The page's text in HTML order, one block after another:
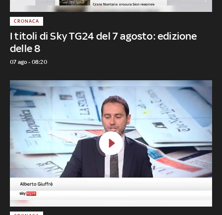
I titoli di Sky TG24 del 7 agosto: edizione
delle 8
CRONACA
07 ago - 08:20